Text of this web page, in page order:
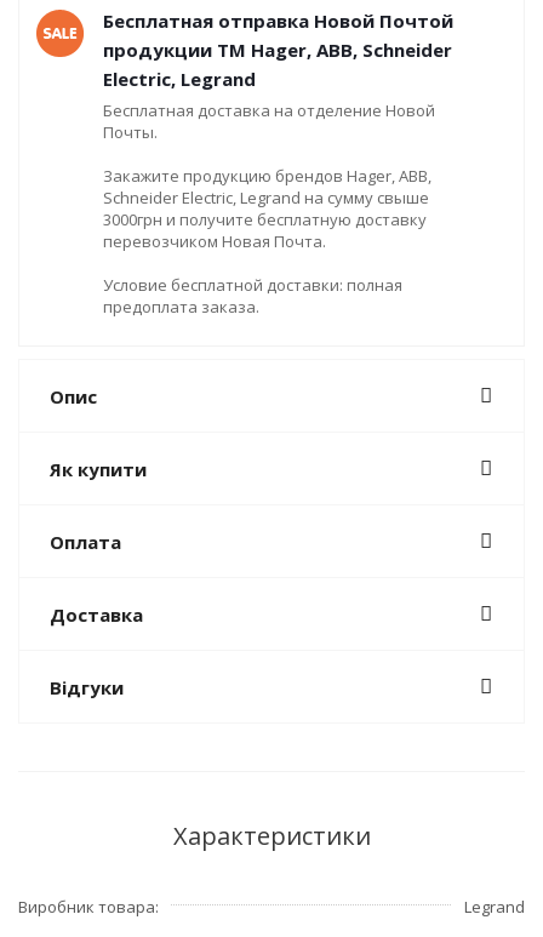
Бесплатная отправка Новой Почтой
продукции ТМ Hager, ABB, Schneider
Electric, Legrand
Бесплатная доставка на отделение Новой
Почты.
Закажите продукцию брендов Hager, ABB,
Schneider Electric, Legrand на сумму свыше
3000грн и получите бесплатную доставку
перевозчиком Новая Почта.
Условие бесплатной доставки: полная
предоплата заказа.
Опис
Як купити
Оплата
Доставка
Відгуки
Характеристики
Виробник товара
Legrand